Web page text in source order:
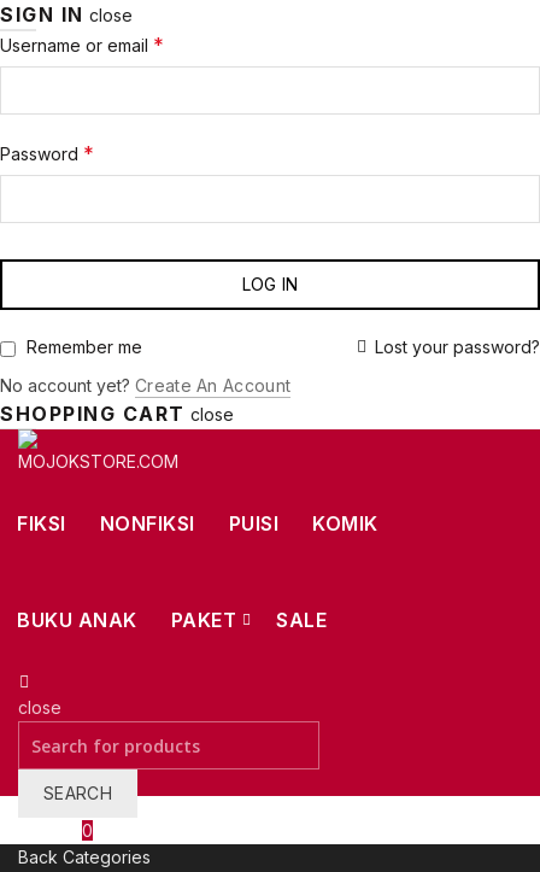
SIGN IN close
Username or email *
Password *
LOG IN
Lost your password?
Remember me
No account yet? Create An Account
SHOPPING CART close
FIKSI NONFIKSI PUISI KOMIK
BUKU ANAK PAKET SALE
close
for:
SEARCH
0
Back Categories